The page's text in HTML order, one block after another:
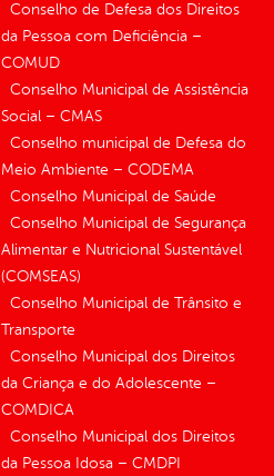
Conselho de Defesa dos Direitos
da Pessoa com Deficiência –
COMUD
Conselho Municipal de Assistência
Social – CMAS
Conselho municipal de Defesa do
Meio Ambiente – CODEMA
Conselho Municipal de Saúde
Conselho Municipal de Segurança
Alimentar e Nutricional Sustentável
(COMSEAS)
Conselho Municipal de Trânsito e
Transporte
Conselho Municipal dos Direitos
da Criança e do Adolescente –
COMDICA
Conselho Municipal dos Direitos
da Pessoa Idosa – CMDPI